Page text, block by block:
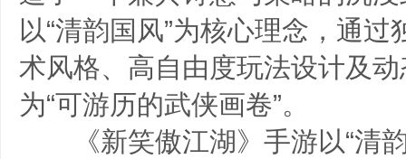
以“清韵国风”为核心理念，通
术风格、高自由度玩法设计及
为“可游历的武侠画卷”。
《新笑傲江湖》手游以“清韵